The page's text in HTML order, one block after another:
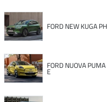
FORD NEW KUGA
FORD NUOVA
E